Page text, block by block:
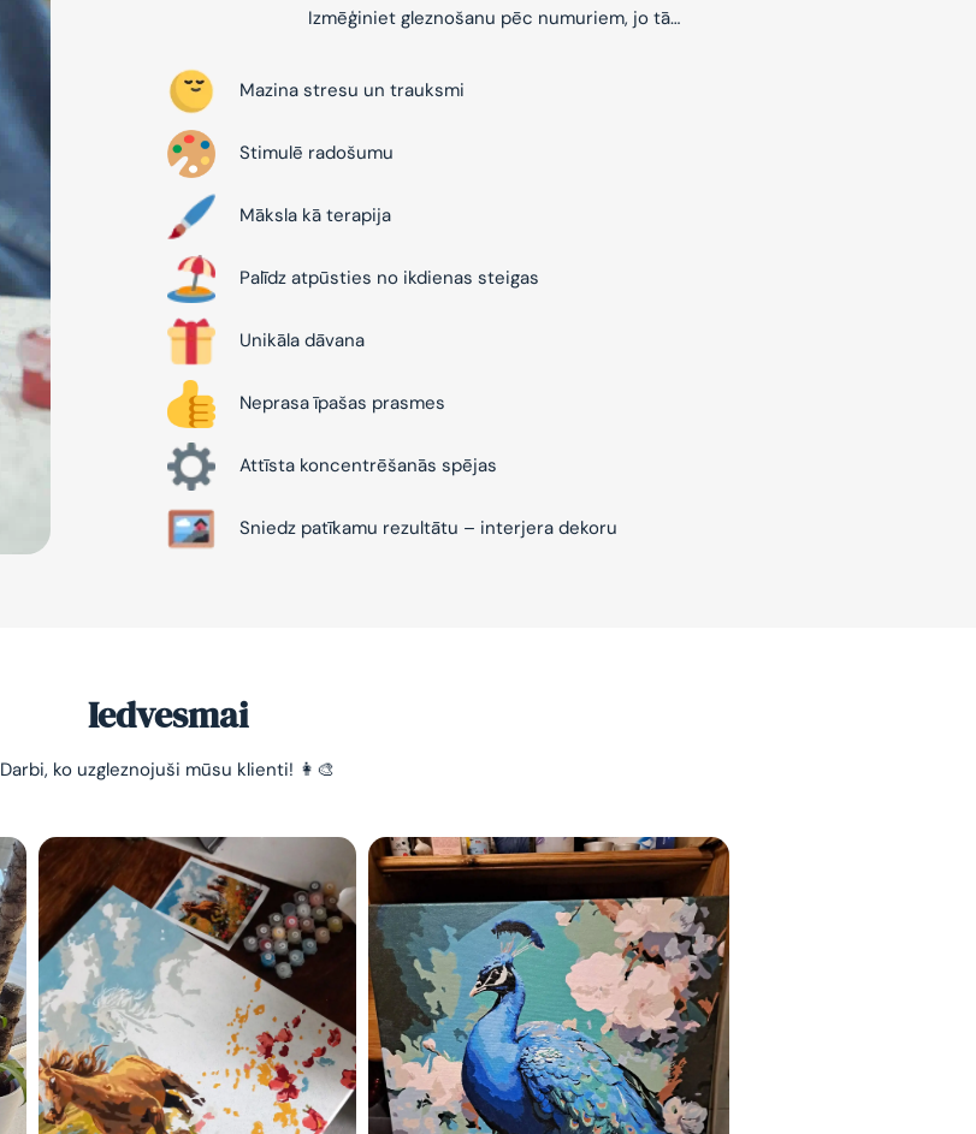
Izmēģiniet gleznošanu pēc numuriem, jo tā…
Mazina stresu un trauksmi
Stimulē radošumu
Māksla kā terapija
Palīdz atpūsties no ikdienas steigas
Unikāla dāvana
Neprasa īpašas prasmes
Attīsta koncentrēšanās spējas
Sniedz patīkamu rezultātu – interjera dekoru
Iedvesmai
Darbi, ko uzgleznojuši mūsu klienti! 👩‍🎨
-10% pirmajam
pasūtījumam
Vienkāršs veids, kā atslābināties un
nomierināt trauksmainās domas 😌